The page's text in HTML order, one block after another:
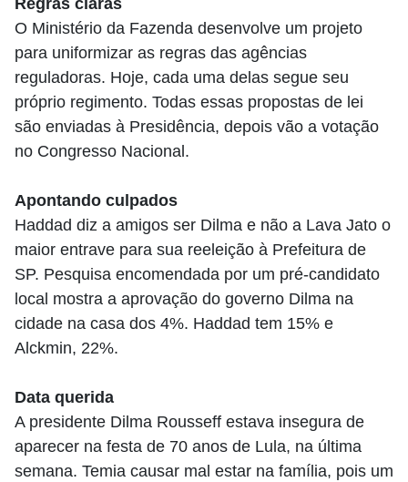
Regras claras
O Ministério da Fazenda desenvolve um projeto
para uniformizar as regras das agências
reguladoras. Hoje, cada uma delas segue seu
próprio regimento. Todas essas propostas de lei
são enviadas à Presidência, depois vão a votação
no Congresso Nacional.
Apontando culpados
Haddad diz a amigos ser Dilma e não a Lava Jato o
maior entrave para sua reeleição à Prefeitura de
SP. Pesquisa encomendada por um pré-candidato
local mostra a aprovação do governo Dilma na
cidade na casa dos 4%. Haddad tem 15% e
Alckmin, 22%.
Data querida
A presidente Dilma Rousseff estava insegura de
aparecer na festa de 70 anos de Lula, na última
semana. Temia causar mal estar na família, pois um